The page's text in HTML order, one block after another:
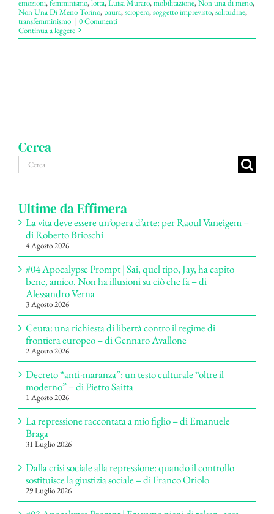
emozioni,femminismo,lotta,Luisa Muraro,mobilitazione,Non una di meno,
Non Una Di Meno Torino,paura,sciopero,soggetto imprevisto,solitudine,
transfemminismo | 0 Commenti
Continua a leggere
Cerca
Cerca
per:
Ultime da Effimera
La vita deve essere un’opera d’arte: per Raoul Vaneigem –
di Roberto Brioschi
4 Agosto 2026
#04 Apocalypse Prompt | Sai, quel tipo, Jay, ha capito
bene, amico. Non ha illusioni su ciò che fa – di
Alessandro Verna
3 Agosto 2026
Ceuta: una richiesta di libertà contro il regime di
frontiera europeo – di Gennaro Avallone
2 Agosto 2026
Decreto “anti-maranza”: un testo culturale “oltre il
moderno” – di Pietro Saitta
1 Agosto 2026
La repressione raccontata a mio figlio – di Emanuele
Braga
31 Luglio 2026
Dalla crisi sociale alla repressione: quando il controllo
sostituisce la giustizia sociale – di Franco Oriolo
29 Luglio 2026